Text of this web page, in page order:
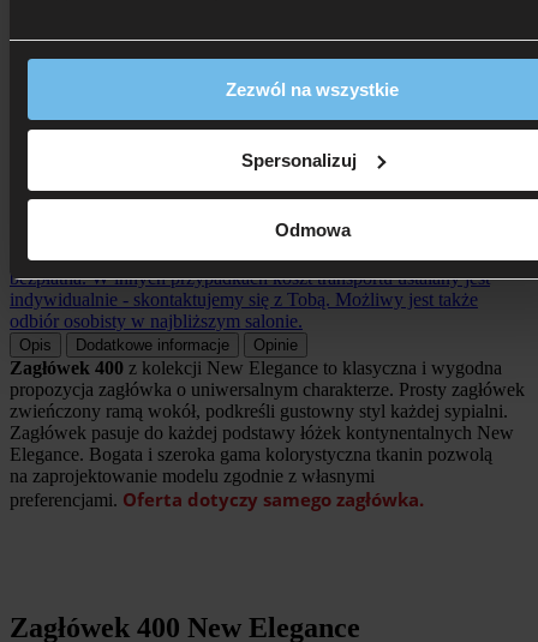
Zezwól na wszystkie
Spersonalizuj
Odmowa
Dostawa na terenie województwa Kujawsko-Pomorskiego jest
bezpłatna. W innych przypadkach koszt transportu ustalany jest
indywidualnie - skontaktujemy się z Tobą. Możliwy jest także
odbiór osobisty w najbliższym salonie.
Opis Dodatkowe informacje Opinie
Zagłówek 400 z kolekcji New Elegance to klasyczna i wygodna
propozycja zagłówka o uniwersalnym charakterze. Prosty zagłówek
zwieńczony ramą wokół, podkreśli gustowny styl każdej sypialni.
Zagłówek pasuje do każdej podstawy łóżek kontynentalnych New
Elegance. Bogata i szeroka gama kolorystyczna tkanin pozwolą
na zaprojektowanie modelu zgodnie z własnymi
preferencjami. Oferta dotyczy samego zagłówka.
Zagłówek 400 New Elegance